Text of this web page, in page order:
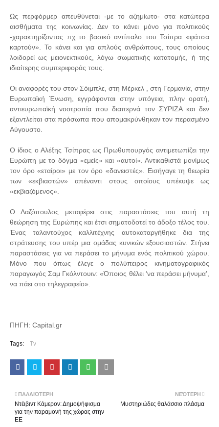
Ως περφόρμερ απευθύνεται -με το αζημίωτο- στα κατώτερα
αισθήματα της κοινωνίας. Δεν το κάνει μόνο για πολιτικούς
-χαρακτηρίζοντας πχ το βασικό αντίπαλο του Τσίπρα «φάτσα
καρτούν». Το κάνει και για απλούς ανθρώπους, τους οποίους
λοιδορεί ως μειονεκτικούς, λόγω σωματικής κατατομής, ή της
ιδιαίτερης συμπεριφοράς τους.
Οι αναφορές του στον Σόιμπλε, στη Μέρκελ , στη Γερμανία, στην
Ευρωπαϊκή Ένωση, εγγράφονται στην υπόγεια, πλην ορατή,
αντιευρωπαϊκή νοοτροπία που διαπερνά τον ΣΥΡΙΖΑ και δεν
εξαντλείται στα πρόσωπα που απομακρύνθηκαν τον περασμένο
Αύγουστο.
Ο ίδιος ο Αλέξης Τσίπρας ως Πρωθυπουργός αντιμετωπίζει την
Ευρώπη με το δόγμα «εμείς» και «αυτοί». Αντικαθιστά μονίμως
τον όρο «εταίροι» με τον όρο «δανειστές». Εισήγαγε τη θεωρία
των «εκβιαστών» απέναντι στους οποίους υπέκυψε ως
«εκβιαζόμενος».
Ο Λαζόπουλος μεταφέρει στις παραστάσεις του αυτή τη
θεώρηση της Ευρώπης και έτσι σηματοδοτεί το άδοξο τέλος του.
Ένας ταλαντούχος καλλιτέχνης αυτοκαταργήθηκε δια της
στράτευσης του υπέρ μια ομάδας κυνικών εξουσιαστών. Στήνει
παραστάσεις για να περάσει το μήνυμα ενός πολιτικού χώρου.
Μόνο που όπως έλεγε ο πολύπειρος κινηματογραφικός
παραγωγός Σαμ Γκόλντουιν: «Όποιος θέλει ‘να περάσει μήνυμα’,
να πάει στο τηλεγραφείο».
ΠΗΓΗ: Capital.gr
Tags: Tv
ΝΕΌΤΕΡΗ
Mυστηριώδες θαλάσσιο πλάσμα
ΠΑΛΑΙΌΤΕΡΗ
Ντέιβιντ Κάμερον: Δημοψήφισμα
για την παραμονή της χώρας στην
ΕΕ